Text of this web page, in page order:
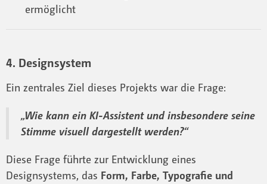
ermöglicht
4. Designsystem
Ein zentrales Ziel dieses Projekts war die Frage:
„Wie kann ein KI-Assistent und insbesondere seine
Stimme visuell dargestellt werden?“
Diese Frage führte zur Entwicklung eines
Designsystems, das Form, Farbe, Typografie und